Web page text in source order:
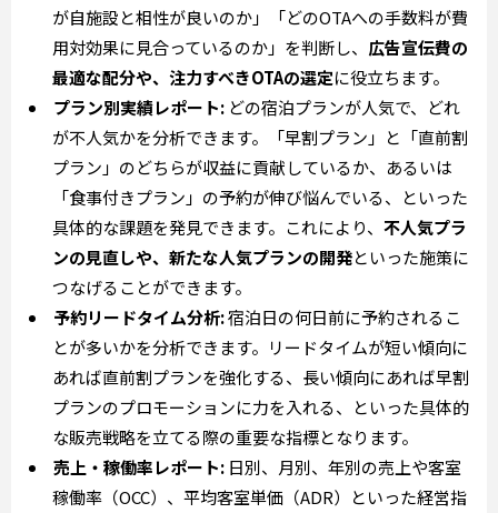
が自施設と相性が良いのか」「どのOTAへの手数料が費
用対効果に見合っているのか」を判断し、 広告宣伝費の
最適な配分や、注力すべきOTAの選定に役立ちます。
プラン別実績レポート: どの宿泊プランが人気で、どれ
が不人気かを分析できます。「早割プラン」と「直前割
プラン」のどちらが収益に貢献しているか、あるいは
「食事付きプラン」の予約が伸び悩んでいる、といった
具体的な課題を発見できます。これにより、 不人気プラ
ンの見直しや、新たな人気プランの開発といった施策に
つなげることができます。
予約リードタイム分析:宿泊日の何日前に予約されるこ
とが多いかを分析できます。リードタイムが短い傾向に
あれば直前割プランを強化する、長い傾向にあれば早割
プランのプロモーションに力を入れる、といった具体的
な販売戦略を立てる際の重要な指標となります。
売上・稼働率レポート: 日別、月別、年別の売上や客室
稼働率（OCC）、平均客室単価（ADR）といった経営指